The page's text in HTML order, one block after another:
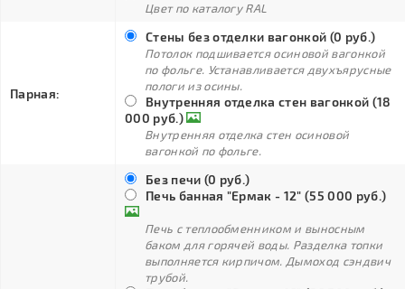
Цвет по каталогу RAL
Парная:
Стены без отделки вагонкой (0 руб.)
Потолок подшивается осиновой вагонкой
по фольге. Устанавливается двухъярусные
пологи из осины.
Внутренняя отделка стен вагонкой (18
000 руб.)
Внутренняя отделка стен осиновой
вагонкой по фольге.
Без печи (0 руб.)
Печь банная "Ермак - 12" (55 000 руб.)
Печь с теплообменником и выносным
баком для горячей воды. Разделка топки
выполняется кирпичом. Дымоход сэндвич
трубой.